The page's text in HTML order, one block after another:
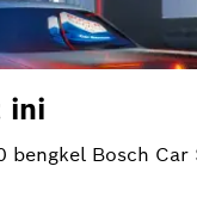
ini
bengkel Bosch Car